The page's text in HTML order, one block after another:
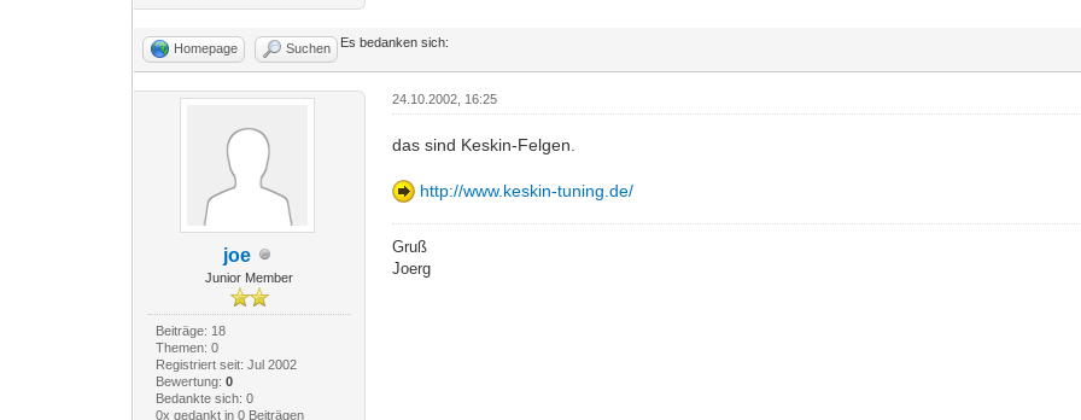
Homepage Suchen Es bedanken sich:
joe
Junior Member
Beiträge: 18
Themen: 0
Registriert seit: Jul 2002
Bewertung: 0
Bedankte sich: 0
0x gedankt in 0 Beiträgen
24.10.2002, 16:25
das sind Keskin-Felgen.
http://www.keskin-tuning.de/
Gruß
Joerg